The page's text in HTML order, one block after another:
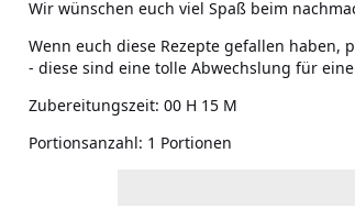
Wir wünschen euch viel Spaß beim
Wenn euch diese Rezepte gefallen haben,
- diese sind eine tolle Abwechslung für
Zubereitungszeit: 00 H 15 M
Portionsanzahl: 1 Portionen